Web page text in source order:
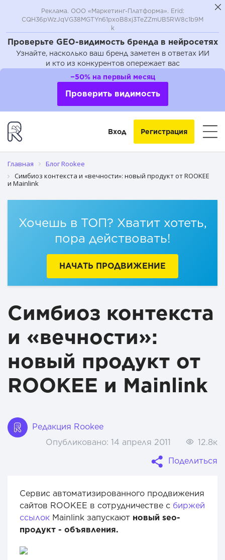
Проверьте GEO-видимость бренда в нейросетях
Узнайте, насколько ваш бренд заметен в ответах ИИ
и кто из конкурентов опережает вас
Реклама. ООО «Маркетинг-Платформа». Erid:
CQH36pWzJqVG38MGTYn61pxoB8xj3TeZZmUB5RW8c1b9M
k
−50% на первый месяц
Проверить видимость
Вход Регистрация
Главная
Блог Rookee
Симбиоз контекста и «вечности»: новый продукт от ROOKEE
и Mainlink
Хочешь в ТОП? Хватит хотеть,
пора действовать!
НАЧАТЬ ПРОДВИЖЕНИЕ
Симбиоз контекста
и «вечности»:
новый продукт от
ROOKEE и Mainlink
Редакция Rookee
Опубликовано: 14 апреля 2011
12.8к
Поделиться
Сервис автоматизированного продвижения
сайтов ROOKEE в сотрудничестве с биржей
ссылок Mainlink запускают новый seo-
продукт - объявления.